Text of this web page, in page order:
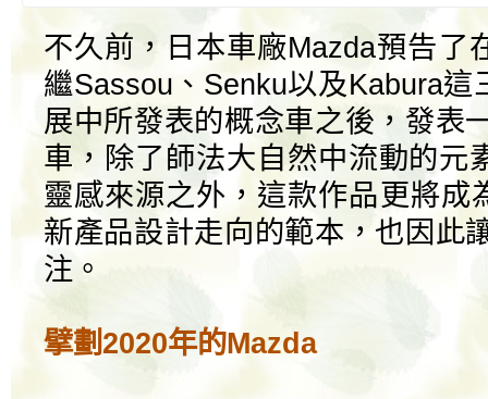
不久前，日本車廠Mazda預告了
繼Sassou、Senku以及Kabura這
展中所發表的概念車之後，發表
車，除了師法大自然中流動的元
靈感來源之外，這款作品更將成
新產品設計走向的範本，也因此
注。
擘劃2020年的Mazda